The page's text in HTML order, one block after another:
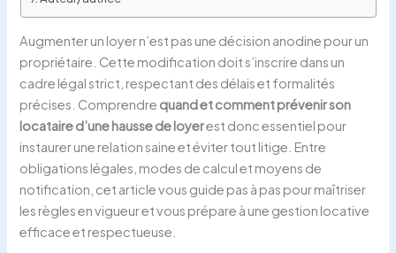
Augmenter un loyer n’est pas une décision anodine pour un
propriétaire. Cette modification doit s’inscrire dans un
cadre légal strict, respectant des délais et formalités
précises. Comprendre quand et comment prévenir son
locataire d’une hausse de loyerest donc essentiel pour
instaurer une relation saine et éviter tout litige. Entre
obligations légales, modes de calcul et moyens de
notification, cet article vous guide pas à pas pour maîtriser
les règles en vigueur et vous prépare à une gestion locative
efficace et respectueuse.